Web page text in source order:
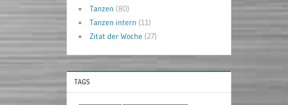
Tanzen (80)
Tanzen intern (11)
Zitat der Woche (27)
TAGS